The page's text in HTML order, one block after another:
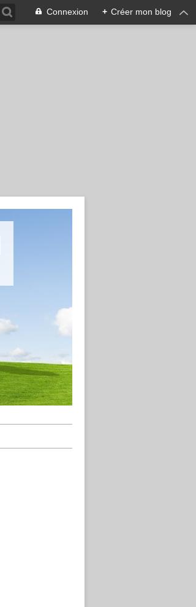
Connexion + Créer mon blog